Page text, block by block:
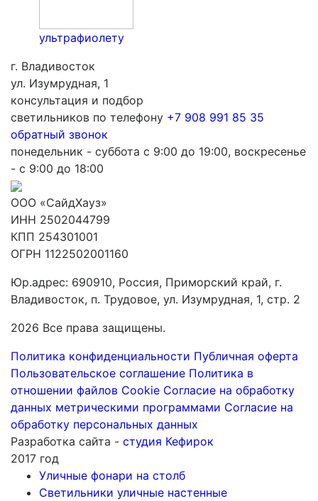
ультрафиолету
г. Владивосток
ул. Изумрудная, 1
консультация и подбор
светильников по телефону +7 908 991 85 35
обратный звонок
понедельник - суббота с 9:00 до 19:00, воскресенье
- с 9:00 до 18:00
ООО «СайдХауз»
ИНН 2502044799
КПП 254301001
ОГРН 1122502001160
Юр.адрес: 690910, Россия, Приморский край, г.
Владивосток, п. Трудовое, ул. Изумрудная, 1, стр. 2
2026 Все права защищены.
Политика конфиденциальности Публичная оферта
Пользовательское соглашение Политика в
отношении файлов Cookie Согласие на обработку
данных метрическими программами Согласие на
обработку персональных данных
Разработка сайта - студия Кефирок
2017 год
Уличные фонари на столб
Светильники уличные настенные